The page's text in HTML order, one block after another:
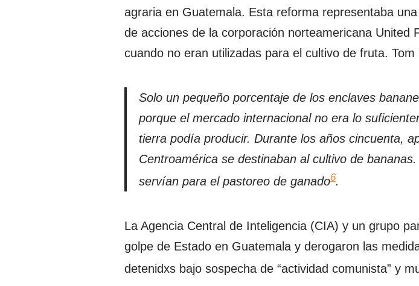
agraria en Guatemala. Esta reforma representaba
de acciones de la corporación norteamericana United
cuando no eran utilizadas para el cultivo de fruta. Tom
Solo un pequeño porcentaje de los enclaves
porque el mercado internacional no era lo
tierra podía producir. Durante los años cincuenta,
Centroamérica se destinaban al cultivo de
servían para el pastoreo de ganado6.
La Agencia Central de Inteligencia (CIA) y un grupo
golpe de Estado en Guatemala y derogaron las
detenidxs bajo sospecha de “actividad comunista” y